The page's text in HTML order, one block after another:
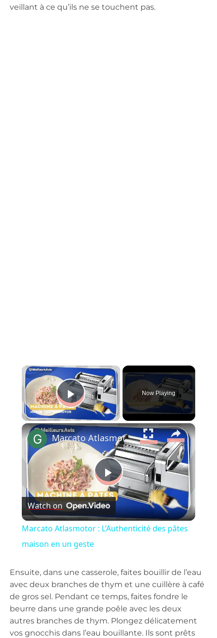
veillant à ce qu’ils ne se touchent pas.
×
Play Video
Now Playing
×
Play
Video
Marcato Atlasmotor : L’Authenticité des pâtes maison en un geste
Watch on
Marcato Atlasmotor : L’Authenticité des pâtes
maison en un geste
Ensuite, dans une casserole, faites bouillir de l’eau
avec deux branches de thym et une cuillère à café
de gros sel. Pendant ce temps, faites fondre le
beurre dans une grande poêle avec les deux
autres branches de thym. Plongez délicatement
vos gnocchis dans l’eau bouillante. Ils sont prêts